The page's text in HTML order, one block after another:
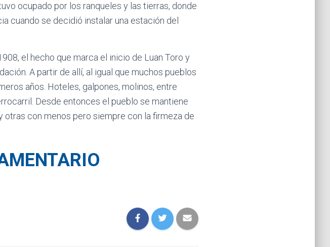
ocupado por los ranqueles y las tierras, donde
cuando se decidió instalar una estación del
el hecho que marca el inicio de Luan Toro y
A partir de allí, al igual que muchos pueblos
años. Hoteles, galpones, molinos, entre
Desde entonces el pueblo se mantiene
con menos pero siempre con la firmeza de